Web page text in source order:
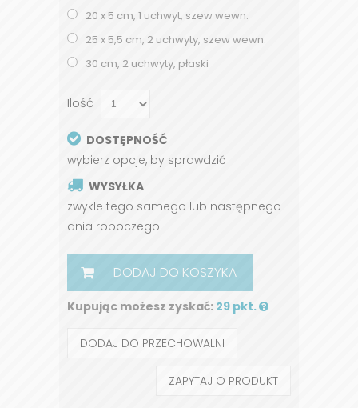
20 x 5 cm, 1 uchwyt, szew wewn.
25 x 5,5 cm, 2 uchwyty, szew wewn.
30 cm, 2 uchwyty, płaski
Ilość
DOSTĘPNOŚĆ
wybierz opcje, by sprawdzić
WYSYŁKA
zwykle tego samego lub następnego
dnia roboczego
DODAJ DO KOSZYKA
Kupując możesz zyskać: 29 pkt.
DODAJ DO PRZECHOWALNI
ZAPYTAJ O PRODUKT